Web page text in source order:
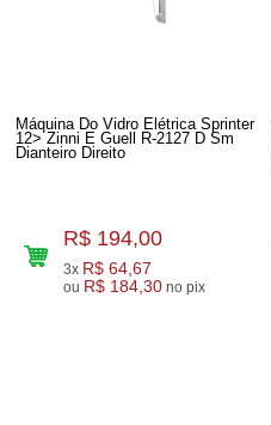
Máquina Do Vidro Elétrica Sprinter
12> Zinni E Guell R-2127 D Sm
Dianteiro Direito
R$ 194,00
3x R$ 64,67
ou R$ 184,30 no pix